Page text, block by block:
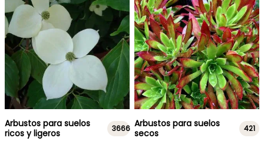
Arbustos para suelos
ricos y ligeros
3666 Arbustos para suelos
secos
421